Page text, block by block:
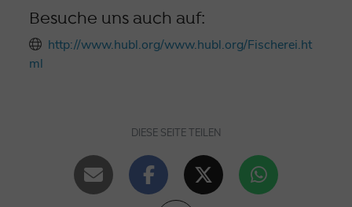
Besuche uns auch auf:
http://www.hubl.org/www.hubl.org/Fischerei.ht
ml
DIESE SEITE TEILEN